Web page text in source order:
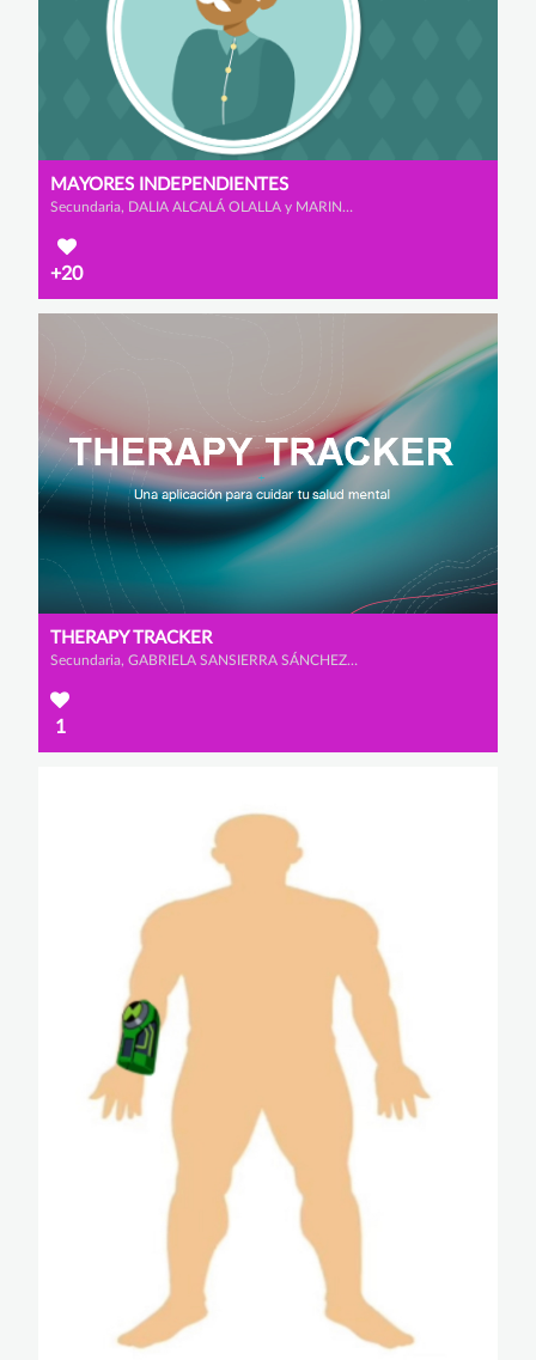
MAYORES INDEPENDIENTES
Secundaria, DALIA ALCALÁ OLALLA y MARINA ALONSO FERNÁNDEZ
+20
THERAPY TRACKER
Secundaria, GABRIELA SANSIERRA SÁNCHEZ-GÓMEZ y LUCÍA CARAMES FAWCUS
1